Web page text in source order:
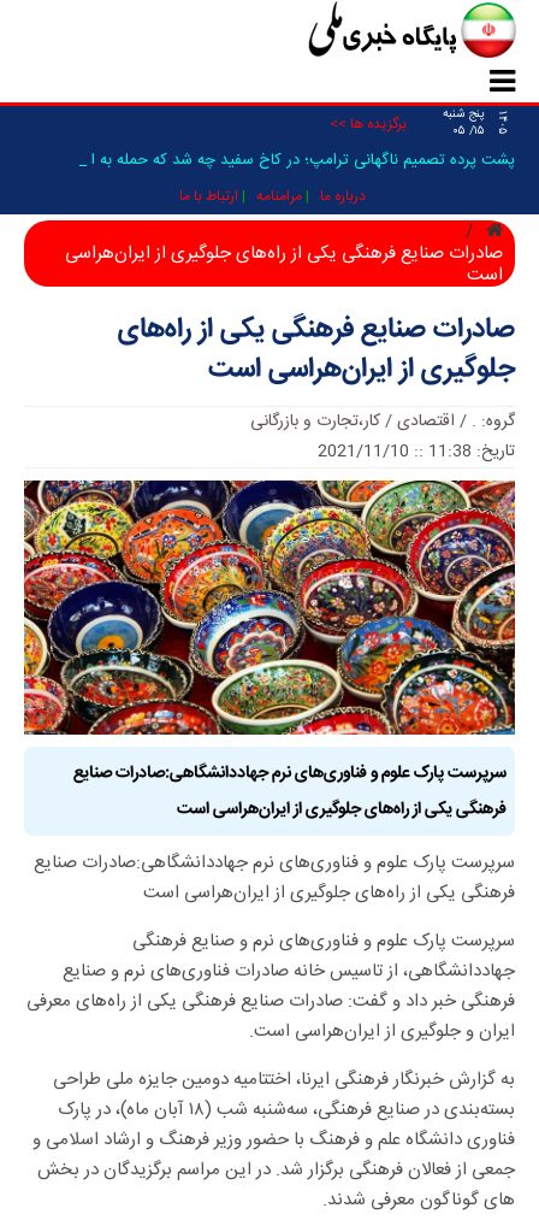
۱۴۰۵
پنج شنبه
۱۵/ ۰۵
برگزیده ها >>
پشت پرده تصمیم ناگهانی ترامپ؛ در کاخ سفید چه شد که حمله به ایران فع_
درباره ما مرامنامه ارتباط با ما
صادرات صنایع فرهنگی یکی از راه‌های جلوگیری از ایران‌هراسی
است
صادرات صنایع فرهنگی یکی از راه‌های
جلوگیری از ایران‌هراسی است
گروه: .
/ اقتصادی / کار،تجارت و بازرگانی
تاریخ: 11:38 :: 2021/11/10
سرپرست پارک علوم و فناوری‌های نرم جهاددانشگاهی:صادرات صنایع
فرهنگی یکی از راه‌های جلوگیری از ایران‌هراسی است
سرپرست پارک علوم و فناوری‌های نرم جهاددانشگاهی:صادرات صنایع
فرهنگی یکی از راه‌های جلوگیری از ایران‌هراسی است
سرپرست پارک علوم و فناوری‌های نرم و صنایع فرهنگی
جهاددانشگاهی، از تاسیس خانه صادرات فناوری‌های نرم و صنایع
فرهنگی خبر داد و گفت: صادرات صنایع فرهنگی یکی از راه‌های معرفی
ایران و جلوگیری از ایران‌هراسی است.
به گزارش خبرنگار فرهنگی ایرنا، اختتامیه دومین جایزه ملی طراحی
بسته‌بندی در صنایع فرهنگی، سه‌شنبه شب (۱۸ آبان ماه)، در پارک
فناوری دانشگاه علم و فرهنگ با حضور وزیر فرهنگ و ارشاد اسلامی و
جمعی از فعالان فرهنگی برگزار شد. در این مراسم برگزیدگان در بخش
های گوناگون معرفی شدند.